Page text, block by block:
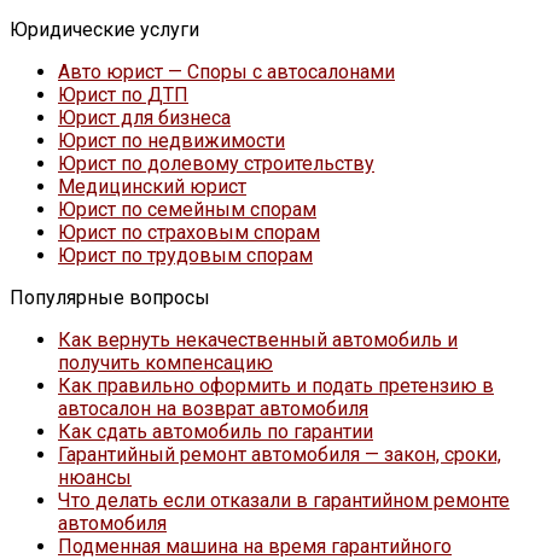
Юридические услуги
Авто юрист — Споры с автосалонами
Юрист по ДТП
Юрист для бизнеса
Юрист по недвижимости
Юрист по долевому строительству
Медицинский юрист
Юрист по семейным спорам
Юрист по страховым спорам
Юрист по трудовым спорам
Популярные вопросы
Как вернуть некачественный автомобиль и
получить компенсацию
Как правильно оформить и подать претензию в
автосалон на возврат автомобиля
Как сдать автомобиль по гарантии
Гарантийный ремонт автомобиля — закон, сроки,
нюансы
Что делать если отказали в гарантийном ремонте
автомобиля
Подменная машина на время гарантийного